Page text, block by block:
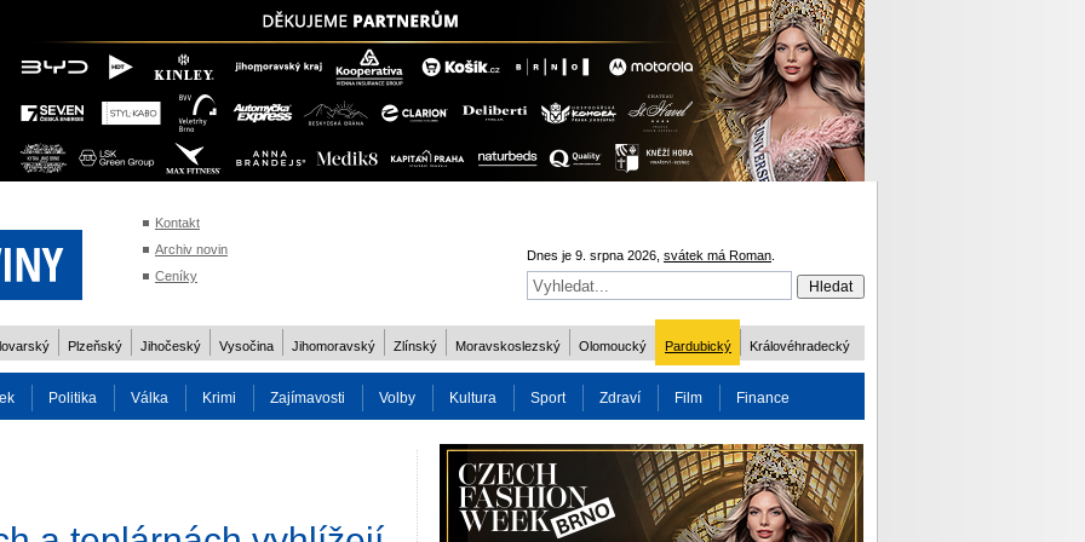
Kontakt
Archiv novin
Ceníky
Dnes je 9. srpna 2026, svátek má Roman
Plzeňský Jihočeský Vysočina Jihomoravský Zlínský Moravskoslezský Olomoucký Pardubický Královéhradecký
Politika Válka Krimi Zajímavosti Volby Kultura Sport Zdraví Film Finance
Charita Osobnost Více ODM 2016